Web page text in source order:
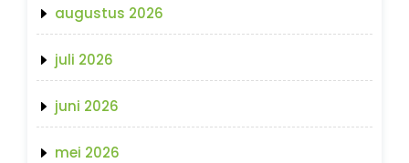
augustus 2026
juli 2026
juni 2026
mei 2026